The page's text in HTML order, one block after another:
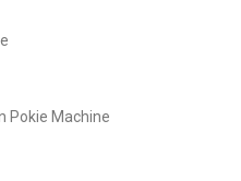
Pokie Machine